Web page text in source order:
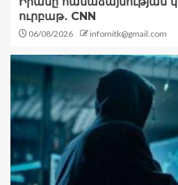
ուրբաթ․ CNN
06/08/2026 infomitk@gmail.com